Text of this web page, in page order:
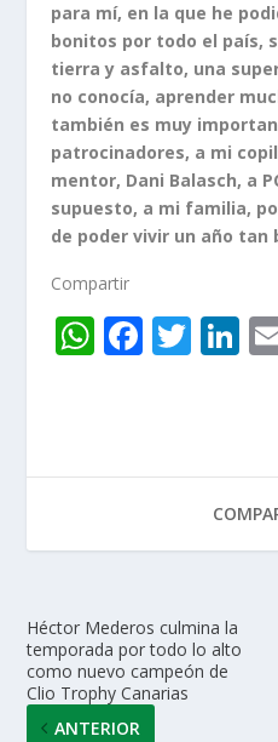
para mí, en la que he
bonitos por todo el país,
tierra y asfalto, una
no conocía, aprender
también es muy
patrocinadores, a mi
mentor, Dani Balasch, a
supuesto, a mi familia,
de poder vivir un año tan
Compartir
W
A
p
F
o
k
T Li
dI
n
Héctor Mederos culmina la
temporada por todo lo alto
como nuevo campeón de
Clio Trophy Canarias
ANTERIOR